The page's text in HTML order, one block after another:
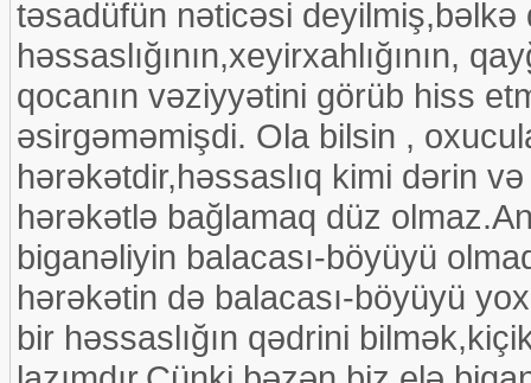
təsadüfün nəticəsi
həssaslığının,xeyirxahlığının,
qocanın vəziyyətini görüb hiss
əsirgəməmişdi. Ola bilsin ,
hərəkətdir,həssaslıq kimi dərin
hərəkətlə bağlamaq düz
biganəliyin balacası-böyüyü
hərəkətin də balacası-böyüyü
bir həssaslığın qədrini